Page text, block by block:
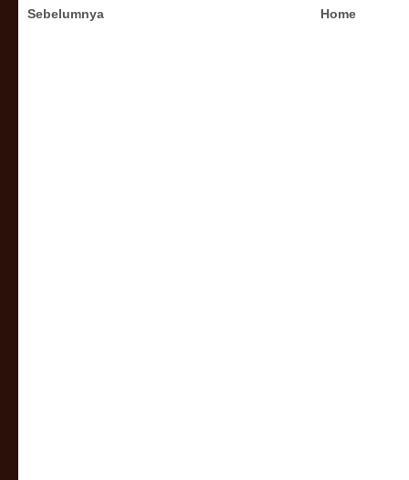
Sebelumnya Home